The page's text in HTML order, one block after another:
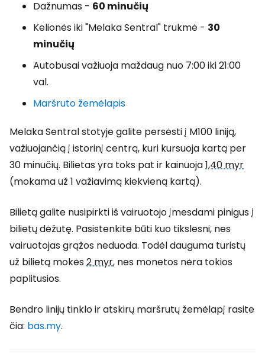
Dažnumas - 60 minučių
Kelionės iki "Melaka Sentral" trukmė - 30
minučių
Autobusai važiuoja maždaug nuo 7:00 iki 21:00
val.
Maršruto žemėlapis
Melaka Sentral stotyje galite persėsti į M100 liniją,
važiuojančią į istorinį centrą, kuri kursuoja kartą per
30 minučių. Bilietas yra toks pat ir kainuoja1,40 myr
(mokama už 1 važiavimą kiekvieną kartą).
Bilietą galite nusipirkti iš vairuotojo įmesdami pinigus į
bilietų dėžutę. Pasistenkite būti kuo tikslesni, nes
vairuotojas grąžos neduoda. Todėl dauguma turistų
už bilietą mokės2 myr, nes monetos nėra tokios
paplitusios.
Bendro linijų tinklo ir atskirų maršrutų žemėlapį rasite
čia: bas.my.